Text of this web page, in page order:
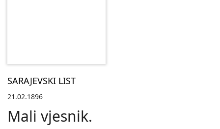
SARAJEVSKI LIST
21.02.1896
Mali vjesnik.